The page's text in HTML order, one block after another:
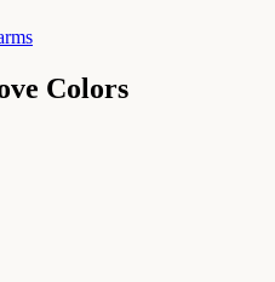
Colors